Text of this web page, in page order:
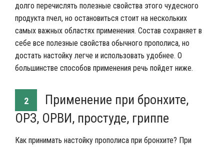
долго перечислять полезные свойства этого чудесного
продукта пчел, но остановиться стоит на нескольких
самых важных областях применения. Состав сохраняет в
себе все полезные свойства обычного прополиса, но
достать настойку легче и использовать удобнее. О
большинстве способов применения речь пойдет ниже.
2
Применение при бронхите,
ОРЗ, ОРВИ, простуде, гриппе
Как принимать настойку прополиса при бронхите? При